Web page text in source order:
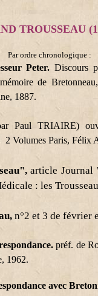
TROUSSEAU
Par ordre chronologique :
Peter.Discours
de
1887.
Paul TRIAIRE)
2 Volumes Paris, Félix
article Journal
: les
n°2 et 3 de février
préf. de
1962.
avec